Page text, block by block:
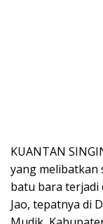
KUANTAN
yang
batu bara terjadi
Jao, tepatnya di